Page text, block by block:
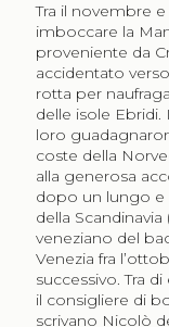
Tra il novembre
imboccare la
proveniente da
accidentato
rotta per
delle isole
loro
coste della
alla generosa
dopo un lungo e
della
veneziano del
Venezia fra
successivo. Tra
il consigliere di
scrivano Nicolò